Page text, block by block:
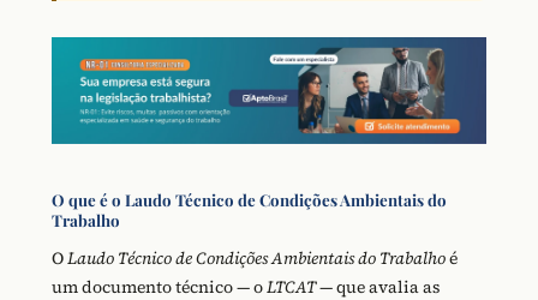
O que é o Laudo Técnico de Condições Ambientais do
Trabalho
OLaudo Técnico de Condições Ambientais do Trabalhoé
um documento técnico — oLTCAT— que avalia as